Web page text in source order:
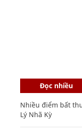
Đọc nhiều
Nhiều điểm bất
Lý Nhã Kỳ